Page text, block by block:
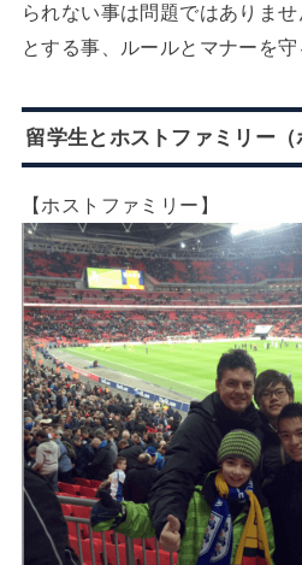
られない事は問題ではありま
とする事、ルールとマナーを守
留学生とホストファミリー
【ホストファミリー】